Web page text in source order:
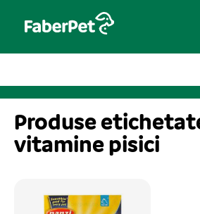
Produse
vitamine pisici